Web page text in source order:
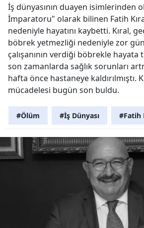
İş dünyasının duayen isimlerinden
İmparatoru" olarak bilinen Fatih
nedeniyle hayatını kaybetti. Kıral,
böbrek yetmezliği nedeniyle zor
çalışanının verdiği böbrekle
son zamanlarda sağlık sorunları
hafta önce hastaneye kaldırılmıştı.
mücadelesi bugün son buldu.
#Ölüm #İş Dünyası #Fatih